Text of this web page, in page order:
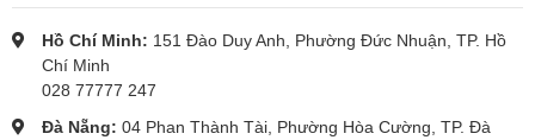
Hồ Chí Minh: 151 Đào Duy Anh, Phường Đức Nhuận, TP. Hồ
Chí Minh
028 77777 247
Đà Nẵng: 04 Phan Thành Tài, Phường Hòa Cường, TP. Đà